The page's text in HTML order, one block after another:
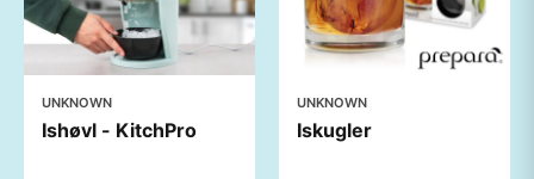
UNKNOWN
Ishøvl - KitchPro
UNKNOWN
Iskugler